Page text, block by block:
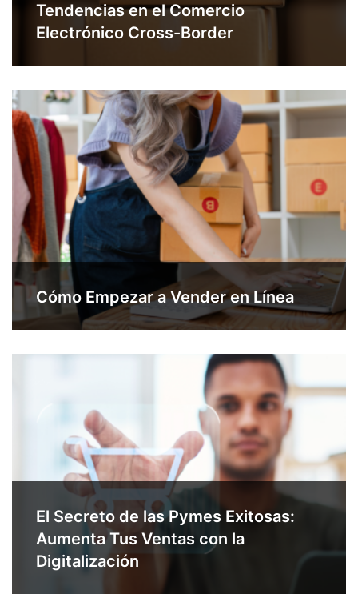
Tendencias en el Comercio
Electrónico Cross-Border
Cómo Empezar a Vender en Línea
El Secreto de las Pymes Exitosas:
Aumenta Tus Ventas con la
Digitalización